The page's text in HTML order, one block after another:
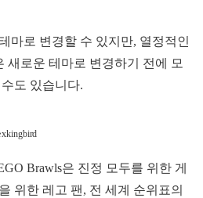
마로 변경할 수 있지만, 열정적인
새로운 테마로 변경하기 전에 모
도 있습니다.
Brawls은 진정 모두를 위한 게
위한 레고 팬, 전 세계 순위표의